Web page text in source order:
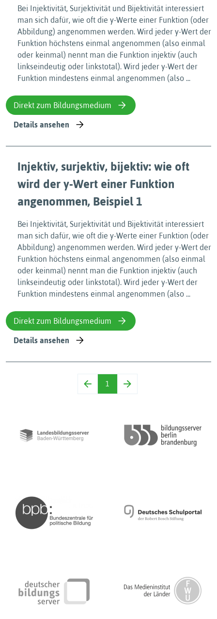
Bei Injektivität, Surjektivität und Bijektivität interessiert
man sich dafür, wie oft die y-Werte einer Funktion (oder
Abbildung) angenommen werden. Wird jeder y-Wert der
Funktion höchstens einmal angenommen (also einmal
oder keinmal) nennt man die Funktion injektiv (auch
linkseindeutig oder linkstotal). Wird jeder y-Wert der
Funktion mindestens einmal angenommen (also ...
Direkt zum Bildungsmedium
Details ansehen
Injektiv, surjektiv, bijektiv: wie oft
wird der y-Wert einer Funktion
angenommen, Beispiel 1
Bei Injektivität, Surjektivität und Bijektivität interessiert
man sich dafür, wie oft die y-Werte einer Funktion (oder
Abbildung) angenommen werden. Wird jeder y-Wert der
Funktion höchstens einmal angenommen (also einmal
oder keinmal) nennt man die Funktion injektiv (auch
linkseindeutig oder linkstotal). Wird jeder y-Wert der
Funktion mindestens einmal angenommen (also ...
Direkt zum Bildungsmedium
Details ansehen
1